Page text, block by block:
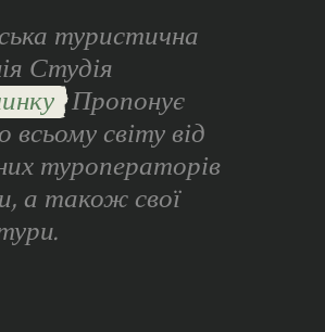
туристична
Студія
Пропонує
всьому світу від
туроператорів
а також свої